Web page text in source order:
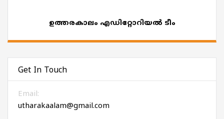
ഉത്തരകാലം എഡിറ്റോറിയല്‍ ടീം
Get In Touch
Email:
utharakaalam@gmail.com